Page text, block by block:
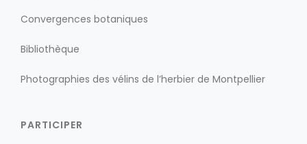
Convergences botaniques
Bibliothèque
Photographies des vélins de l’herbier de Montpellier
PARTICIPER